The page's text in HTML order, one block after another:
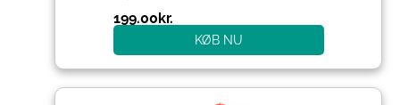
199.00kr.
KØB NU